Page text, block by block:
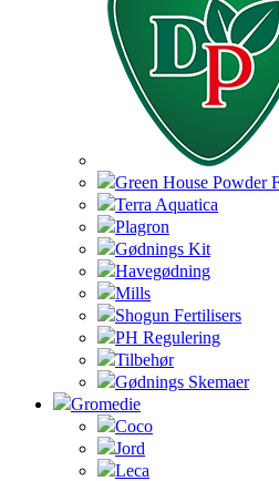
Green House Powder
Terra Aquatica
Plagron
Gødnings Kit
Havegødning
Mills
Shogun Fertilisers
PH Regulering
Tilbehør
Gødnings Skemaer
Gromedie
Coco
Jord
Leca